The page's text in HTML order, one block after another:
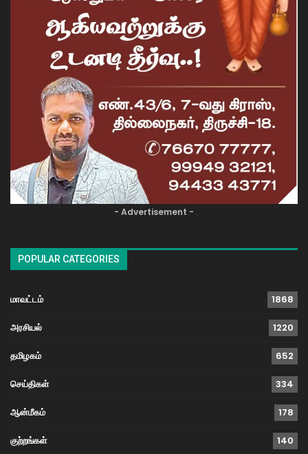
- Advertisement -
POPULAR CATEGORIES
மாவட்டம் 1868
அரசியல் 1220
தமிழகம் 652
செய்திகள் 334
ஆன்மீகம் 178
குற்றங்கள் 140